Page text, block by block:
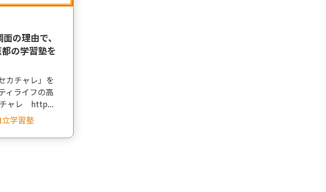
の理由で、
の学習塾を
カチャレ」を
ィライフの高
チャレ http...
学習塾